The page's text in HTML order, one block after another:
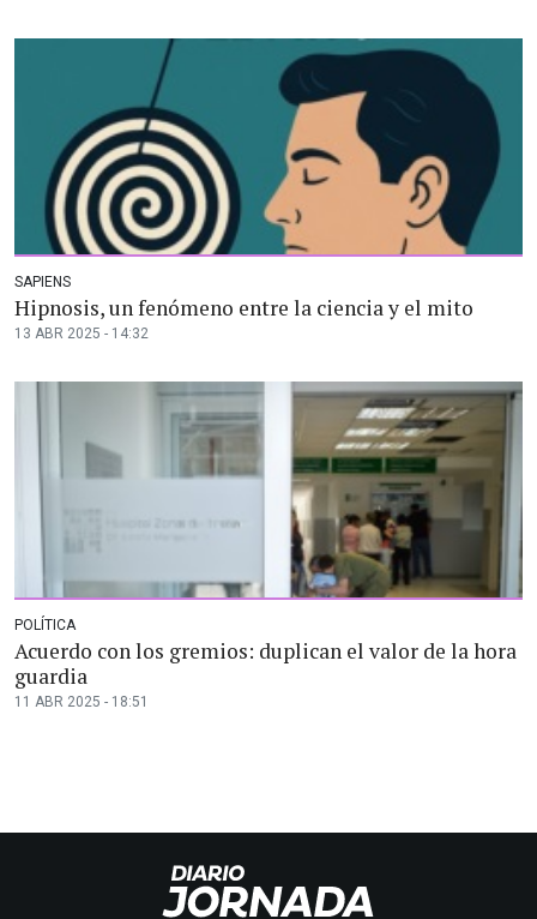
SAPIENS
Hipnosis, un fenómeno entre la ciencia y el mito
13 ABR 2025 - 14:32
POLÍTICA
Acuerdo con los gremios: duplican el valor de la hora
guardia
11 ABR 2025 - 18:51